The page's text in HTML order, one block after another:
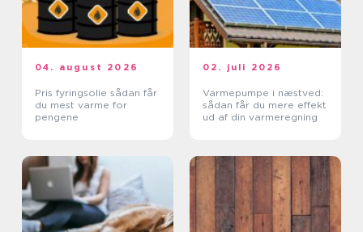
04. august 2026
Pris fyringsolie sådan får
du mest varme for
pengene
02. juli 2026
Varmepumpe i næstved:
sådan får du mere effekt
ud af din varmeregning